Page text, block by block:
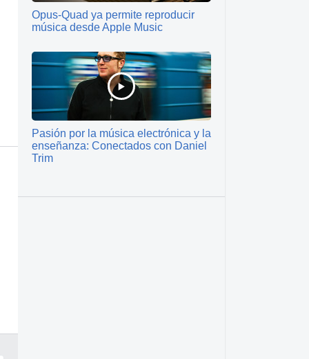
Opus-Quad ya permite reproducir
música desde Apple Music
Pasión por la música electrónica y la
enseñanza: Conectados con Daniel
Trim